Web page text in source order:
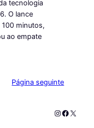
tecnologia
O lance
minutos,
ao empate
Página seguinte
Instagram
X